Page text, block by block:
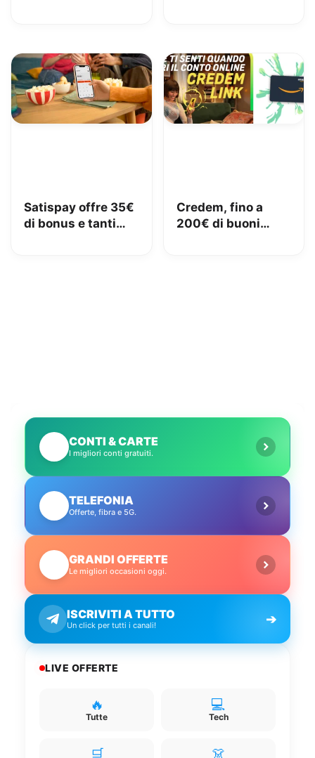
Satispay offre 35€
di bonus e tanti
Credem, fino a
200€ di buoni
CONTI & CARTE
I migliori conti gratuiti.
TELEFONIA
Offerte, fibra e 5G.
GRANDI OFFERTE
Le migliori occasioni oggi.
ISCRIVITI A TUTTO
Un click per tutti i canali! ➔
LIVE OFFERTE
🔥
Tutte
💻
Tech
🛒 👗